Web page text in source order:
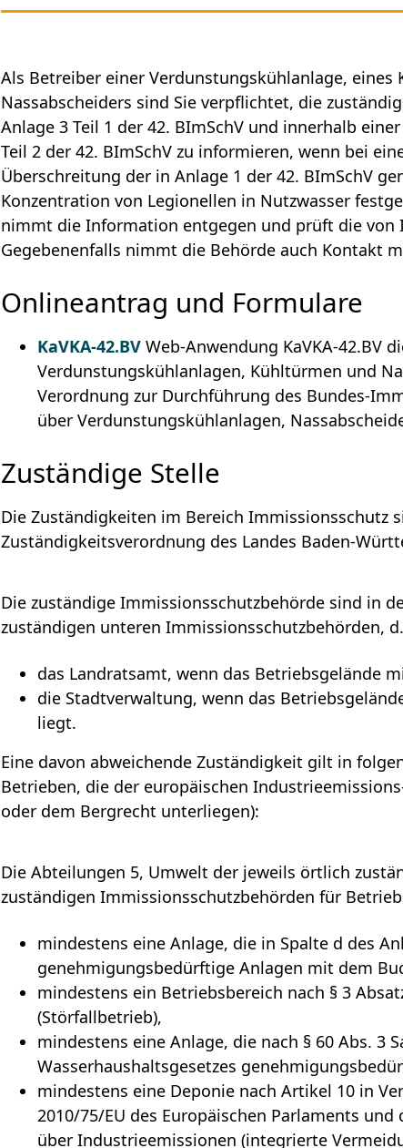
Als Betreiber einer Verdunstungskühlanlage, eines
Nassabscheiders sind Sie verpflichtet, die
Anlage 3 Teil 1 der 42. BImSchV und innerhalb
Teil 2 der 42. BImSchV zu informieren, wenn bei
Überschreitung der in Anlage 1 der 42. BImSchV
Konzentration von Legionellen in Nutzwasser
nimmt die Information entgegen und prüft die von
Gegebenenfalls nimmt die Behörde auch Kontakt
Onlineantrag und Formulare
KaVKA-42.BV Web-Anwendung KaVKA-42.BV
Verdunstungskühlanlagen, Kühltürmen und
Verordnung zur Durchführung des Bundes-
über Verdunstungskühlanlagen,
Zuständige Stelle
Die Zuständigkeiten im Bereich Immissionsschutz
Zuständigkeitsverordnung des Landes Baden-
Die zuständige Immissionsschutzbehörde sind in
zuständigen unteren Immissionsschutzbehörden,
das Landratsamt, wenn das Betriebsgelände
die Stadtverwaltung, wenn das
liegt.
Eine davon abweichende Zuständigkeit gilt in
Betrieben, die der europäischen
oder dem Bergrecht unterliegen):
Die Abteilungen 5, Umwelt der jeweils örtlich
zuständigen Immissionsschutzbehörden für
mindestens eine Anlage, die in Spalte d des
genehmigungsbedürftige Anlagen mit dem
mindestens ein Betriebsbereich nach § 3
(Störfallbetrieb),
mindestens eine Anlage, die nach § 60 Abs. 3
Wasserhaushaltsgesetzes
mindestens eine Deponie nach Artikel 10 in
2010/75/EU des Europäischen Parlaments und
über Industrieemissionen (integrierte